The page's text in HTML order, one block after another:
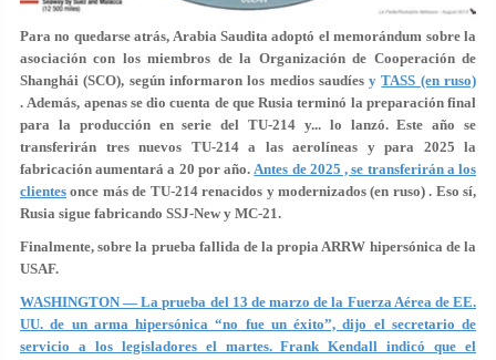
Para no quedarse atrás, Arabia Saudita adoptó el memorándum sobre la
asociación con los miembros de la Organización de Cooperación de
Shanghái (SCO), según informaron los medios saudíesyTASS (en ruso)
. Además, apenas se dio cuenta de que Rusia terminó la preparación final
para la producción en serie del TU-214 y... lo lanzó. Este año se
transferirán tres nuevos TU-214 a las aerolíneas y para 2025 la
fabricación aumentará a 20 por año.Antes de 2025 , se transferirán a los
clientes once más de TU-214 renacidos y modernizados (en ruso) . Eso sí,
Rusia sigue fabricando SSJ-New y MC-21.
Finalmente, sobre la prueba fallida de la propia ARRW hipersónica de la
USAF.
WASHINGTON — La prueba del 13 de marzo de la Fuerza Aérea de EE.
UU. de un arma hipersónica “no fue un éxito”, dijo el secretario de
servicio a los legisladores el martes. Frank Kendall indicó que el